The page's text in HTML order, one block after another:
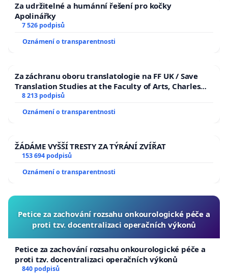
Za udržitelné a humánní řešení pro kočky
Apolinářky
7 526 podpisů
Oznámení o transparentnosti
Za záchranu oboru translatologie na FF UK / Save
Translation Studies at the Faculty of Arts, Charles
University
8 213 podpisů
Oznámení o transparentnosti
ŽÁDÁME VYŠŠÍ TRESTY ZA TÝRÁNÍ ZVÍŘAT
153 694 podpisů
Oznámení o transparentnosti
Petice za zachování rozsahu onkourologické péče a
proti tzv. docentralizaci operačních výkonů
Petice za zachování rozsahu onkourologické péče a
proti tzv. docentralizaci operačních výkonů
840 podpisů